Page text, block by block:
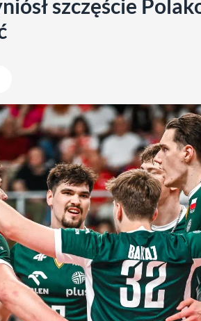
szczęście